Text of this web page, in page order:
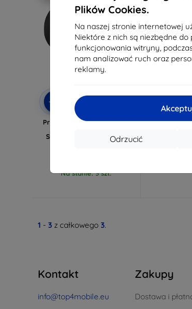
Plików Cookies.
Na naszej stronie internetowej
Niektóre z nich są niezbędne do
funkcjonowania witryny,
nam analizować ruch oraz
reklamy.
Odrzucić
-5%
Zniżka z
kuponem
Przeciwodblaskowe osłony
Sunnylife do DJI Avata 2
Na stanie: 3 szt.
Sunnylife
1 - 3 z całkowego 3.
Kontakt
info@top4mobile.eu
Zakupy
Dostawa i